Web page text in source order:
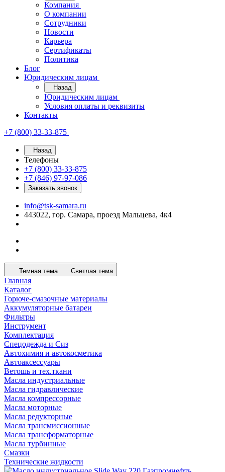
Компания
О компании
Сотрудники
Новости
Карьера
Сертификаты
Политика
Блог
Юридическим лицам
Назад
Юридическим лицам
Условия оплаты и реквизиты
Контакты
+7 (800) 33-33-875
Назад
Телефоны
+7 (800) 33-33-875
+7 (846) 97-97-086
Заказать звонок
info@tsk-samara.ru
443022, гор. Самара, проезд Мальцева, 4к4
Темная тема Светлая тема
Главная
Каталог
Горюче-смазочные материалы
Аккумуляторные батареи
Фильтры
Инструмент
Комплектация
Спецодежда и Сиз
Автохимия и автокосметика
Автоаксессуары
Ветошь и тех.ткани
Масла индустриальные
Масла гидравлические
Масла компрессорные
Масла моторные
Масла редукторные
Масла трансмиссионные
Масла трансформаторные
Масла турбинные
Смазки
Технические жидкости